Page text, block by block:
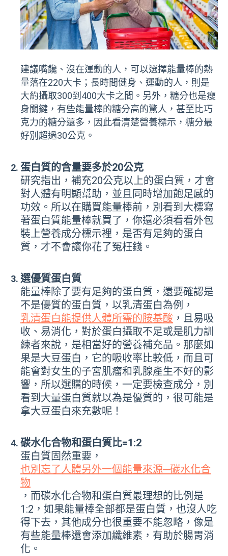
建議嘴饞、沒在運動的人，可以選擇能量棒的熱
量落在220大卡；長時間健身、運動的人，則是
大約攝取300到400大卡之間。另外，糖分也是瘦
身關鍵，有些能量棒的糖分高的驚人，甚至比巧
克力的糖分還多，因此看清楚營養標示，糖分最
好別超過30公克。
蛋白質的含量要多於20公克
研究指出，補充20公克以上的蛋白質，才會
對人體有明顯幫助，並且同時增加飽足感的
功效。所以在購買能量棒前，別看到大標寫
著蛋白質能量棒就買了，你還必須看看外包
裝上營養成分標示裡，是否有足夠的蛋白
質，才不會讓你花了冤枉錢。
選優質蛋白質
能量棒除了要有足夠的蛋白質，還要確認是
不是優質的蛋白質，以乳清蛋白為例，
乳清蛋白能提供人體所需的胺基酸 ，且易吸
收、易消化，對於蛋白攝取不足或是肌力訓
練者來說，是相當好的營養補充品。那麼如
果是大豆蛋白，它的吸收率比較低，而且可
能會對女生的子宮肌瘤和乳腺產生不好的影
響，所以選購的時候，一定要檢查成分，別
看到大量蛋白質就以為是優質的，很可能是
拿大豆蛋白來充數呢！
碳水化合物和蛋白質比=1:2
蛋白質固然重要，
也別忘了人體另外一個能量來源─碳水化合
物
，而碳水化合物和蛋白質最理想的比例是
1:2，如果能量棒全部都是蛋白質，也沒人吃
得下去，其他成分也很重要不能忽略，像是
有些能量棒還會添加纖維素，有助於腸胃消
化。